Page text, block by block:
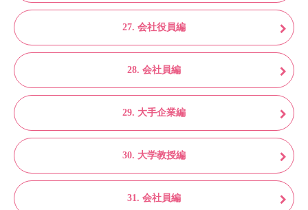
27. 会社役員編
28. 会社員編
29. 大手企業編
30. 大学教授編
31. 会社員編